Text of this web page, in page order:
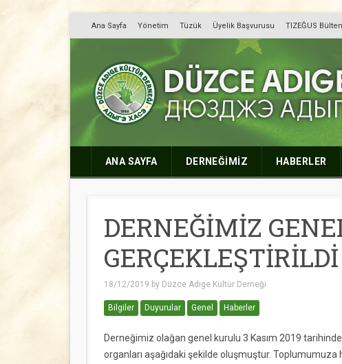
Ana Sayfa Yönetim Tüzük Üyelik Başvurusu TIZEĞUS Bülten
Düzce Adıge Kültür
ANA SAYFA DERNEĞİMİZ HABERLER
DERNEĞİMİZ
GERÇEKLEŞTİRİLDİ
18/12/2019 by Düzce Adıge Kültür Derneği
Bilgiler Duyurular Genel Haberler
Derneğimiz olağan genel kurulu 3 Kasım 2019
organları aşağıdaki şekilde oluşmuştur. Toplumumuza